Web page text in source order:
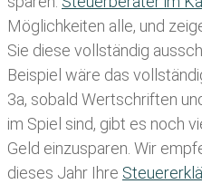
Möglichkeiten alle, und
Sie diese vollständig
Beispiel wäre das
3a, sobald Wertschriften
im Spiel sind, gibt es noch
Geld einzusparen. Wir
dieses Jahr Ihre